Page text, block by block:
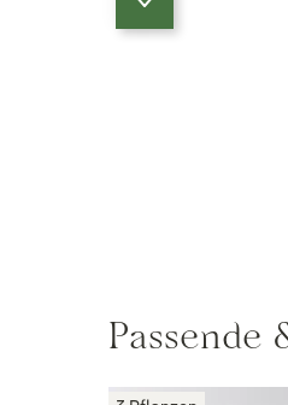
Passende